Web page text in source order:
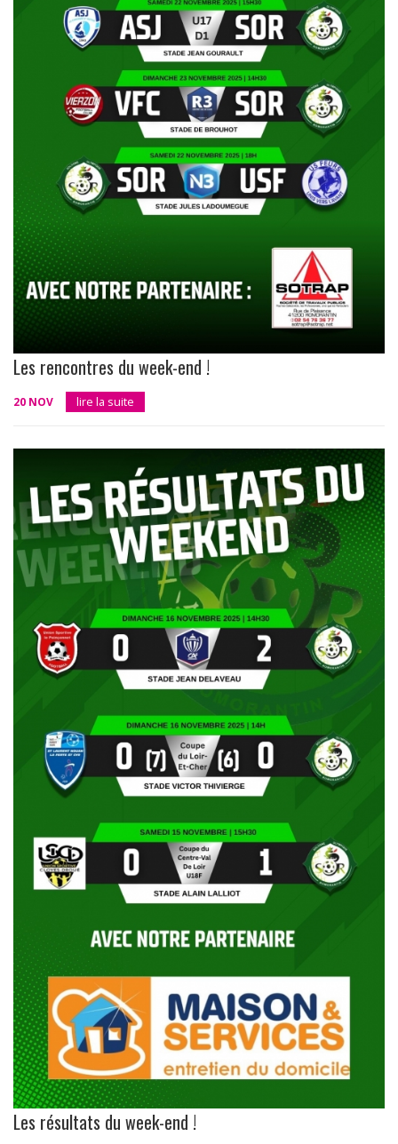
Les rencontres du week-end !
20 NOV lire la suite
Les résultats du week-end !